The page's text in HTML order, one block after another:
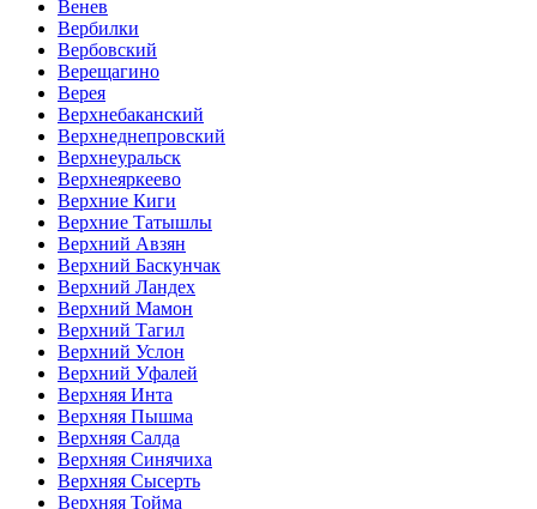
Венев
Вербилки
Вербовский
Верещагино
Верея
Верхнебаканский
Верхнеднепровский
Верхнеуральск
Верхнеяркеево
Верхние Киги
Верхние Татышлы
Верхний Авзян
Верхний Баскунчак
Верхний Ландех
Верхний Мамон
Верхний Тагил
Верхний Услон
Верхний Уфалей
Верхняя Инта
Верхняя Пышма
Верхняя Салда
Верхняя Синячиха
Верхняя Сысерть
Верхняя Тойма